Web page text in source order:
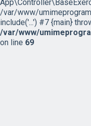
/var/www/
include('...') #7 {main}
/var/www/
on line 69